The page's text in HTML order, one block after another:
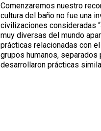
Comenzaremos nuestro
cultura del baño no fue una
civilizaciones consideradas
muy diversas del mundo
prácticas relacionadas con
grupos humanos,
desarrollaron prácticas